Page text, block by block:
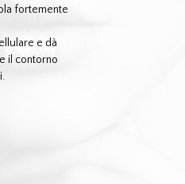
fortemente
e dà
il contorno